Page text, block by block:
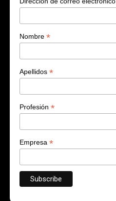
Nombre *
Apellidos *
Profesión *
Empresa *